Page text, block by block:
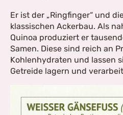
Er ist der „Ringfinger“ und
klassischen Ackerbau. Als
Quinoa produziert er
Samen. Diese sind reich an
Kohlenhydraten und lassen
Getreide lagern und